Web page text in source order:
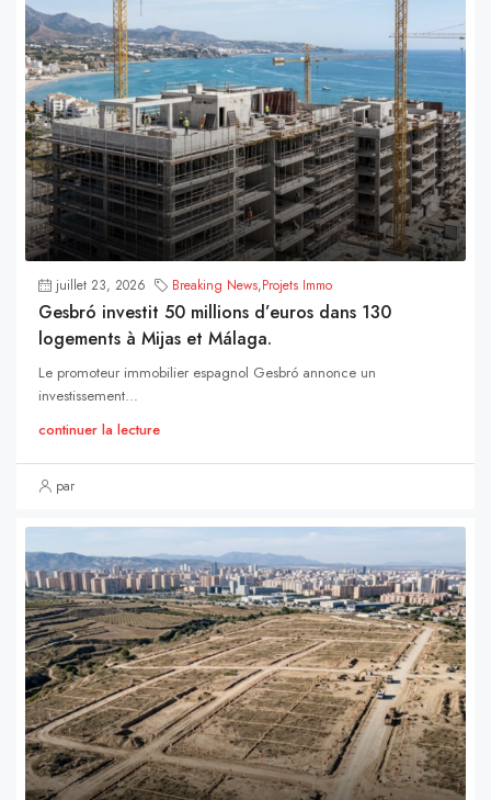
juillet 23, 2026 Breaking News,Projets Immo
Gesbró investit 50 millions d’euros dans 130
logements à Mijas et Málaga.
Le promoteur immobilier espagnol Gesbró annonce un
investissement...
continuer la lecture
par